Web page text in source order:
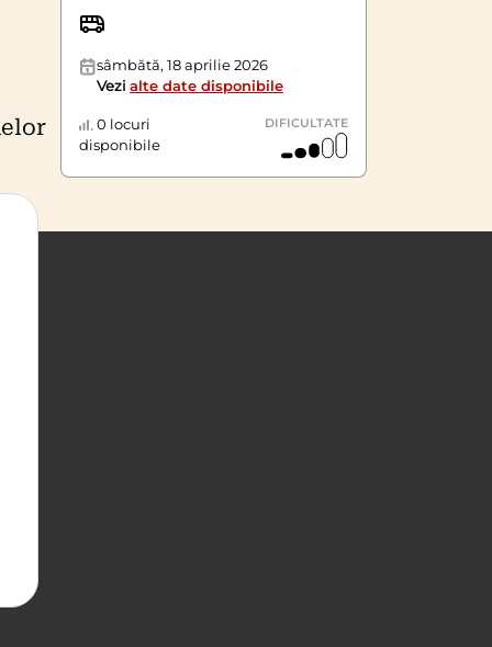
sâmbătă, 18 aprilie 2026
Vezi alte date disponibile
0 locuri
disponibile
DIFICULTATE